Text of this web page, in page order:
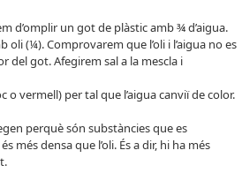
d’omplir un got de plàstic amb ¾ d’aigua.
(¼). Comprovarem que l’oli i l’aigua no es
del got. Afegirem sal a la mescla i
vermell) per tal que l’aigua canviï de color.
perquè són substàncies que es
més densa que l’oli. És a dir, hi ha més